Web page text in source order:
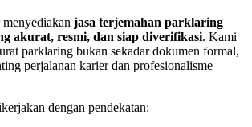
jasa terjemahan parklaring
akurat, resmi, dan siap diverifikasi. Kami
parklaring bukan sekadar dokumen formal,
perjalanan karier dan profesionalisme
dengan pendekatan: